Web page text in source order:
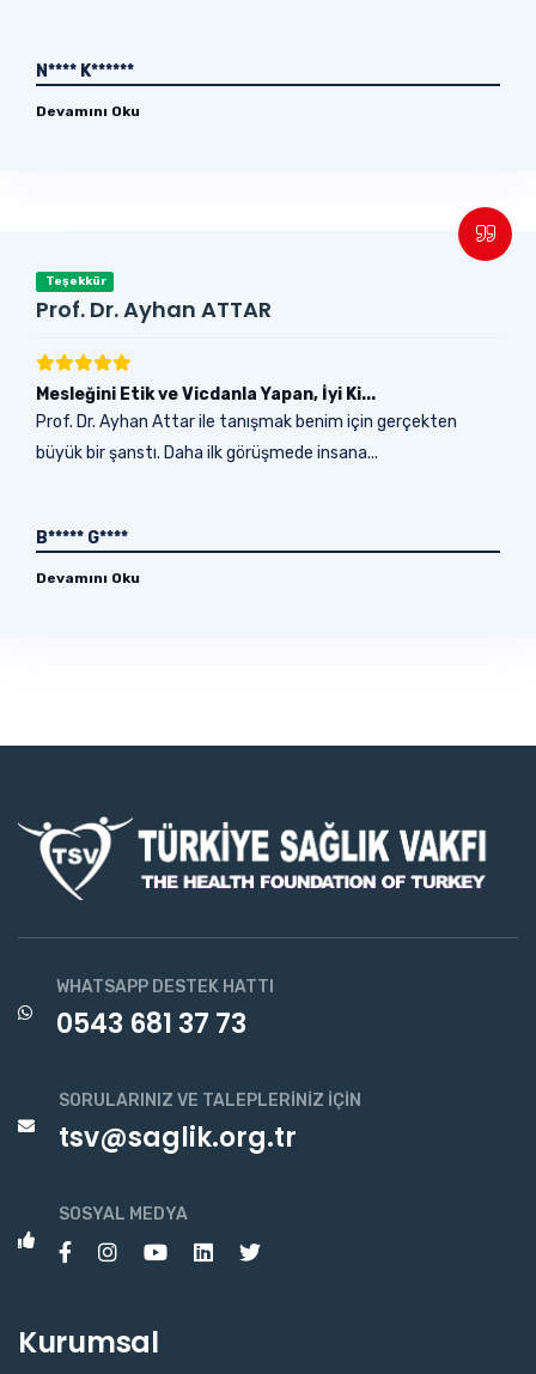
N**** K******
Devamını Oku
Teşekkür
Prof. Dr. Ayhan ATTAR
Mesleğini Etik ve Vicdanla Yapan, İyi Ki...
Prof. Dr. Ayhan Attar ile tanışmak benim için gerçekten
büyük bir şanstı. Daha ilk görüşmede insana...
B***** G****
Devamını Oku
WHATSAPP DESTEK HATTI
0543 681 37 73
SORULARINIZ VE TALEPLERINIZ İÇIN
tsv@saglik.org.tr
SOSYAL MEDYA
Kurumsal